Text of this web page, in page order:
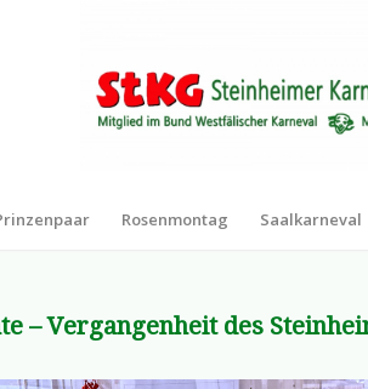
Rosenmontag Saalkarneval
– Vergangenheit des